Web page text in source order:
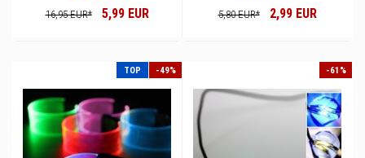
16,95 EUR*5,99 EUR 5,80 EUR*2,99 EUR
TOP -49% -61%